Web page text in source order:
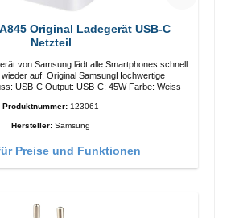
Original Ladegerät USB-C
Netzteil
von Samsung lädt alle Smartphones schnell
SamsungHochwertige
USB-C Output: USB-C: 45W Farbe: Weiss
Produktnummer: 123061
Hersteller: Samsung
Preise und Funktionen